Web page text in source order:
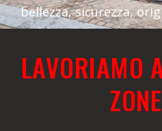
bellezza, sicurezza,
LAVORIAMO